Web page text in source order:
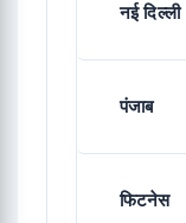
नई दिल्ली
पंजाब
फिटनेस